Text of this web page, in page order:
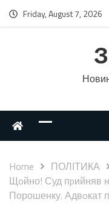
Friday, August 7, 2026
Home
ПОЛІТИКА
Щoйно! Суд пpийняв
Порошенку. Адвoкат